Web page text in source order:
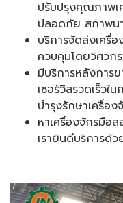
ปรับปรุงคุณภาพเ
ปลอดภัย สภาพน
บริการจัดส่งเครื่
ควบคุมโดยวิศวก
มีบริการหลังการ
เซอร์วิสรวดเร็ว
บำรุงรักษาเครื่อ
หาเครื่องจักรมือ
เรายินดีบริการด้